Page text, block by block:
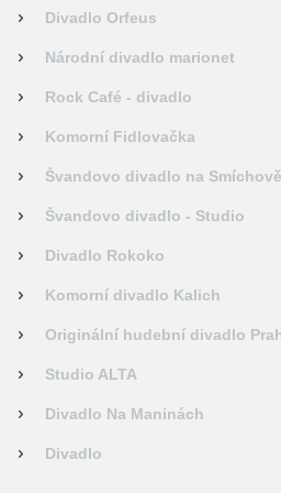
Divadlo Orfeus
Národní divadlo marionet
Rock Café - divadlo
Komorní Fidlovačka
Švandovo divadlo na Smíchově
Švandovo divadlo - Studio
Divadlo Rokoko
Komorní divadlo Kalich
Originální hudební divadlo
Studio ALTA
Divadlo Na Maninách
Divadlo